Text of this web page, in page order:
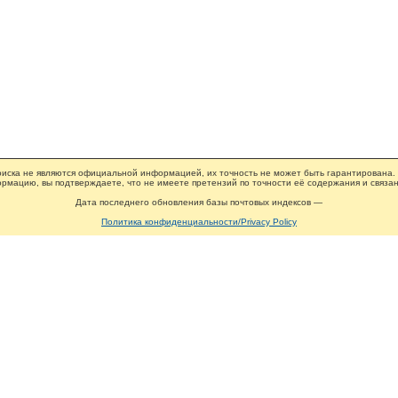
не являются официальной информацией, их точность не может быть гарантирована.
вы подтверждаете, что не имеете претензий по точности её содержания и
Дата последнего обновления базы почтовых индексов —
Политика конфиденциальности/Privacy Policy